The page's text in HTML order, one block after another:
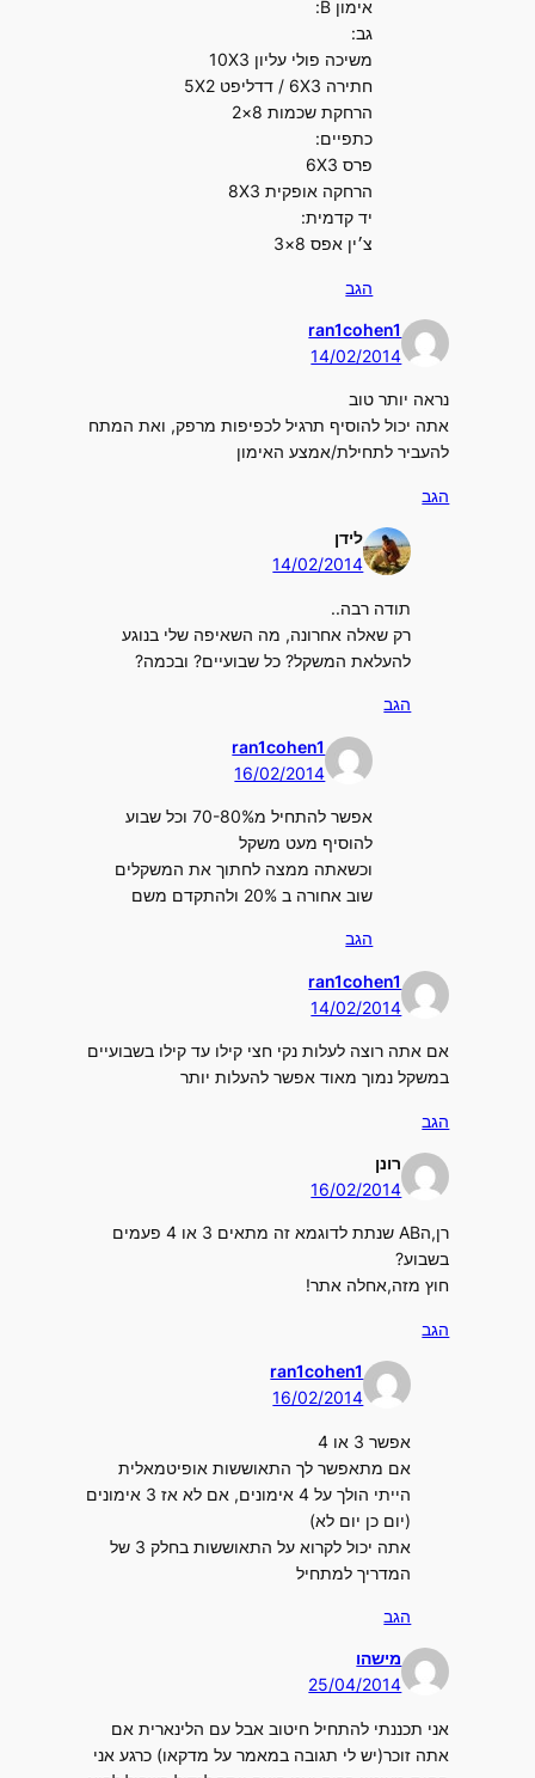
אימון B:
גב:
משיכה פולי עליון 10X3
חתירה 6X3 / דדליפט 5X2
הרחקת שכמות 8×2
כתפיים:
פרס 6X3
הרחקה אופקית 8X3
יד קדמית:
צ׳ין אפס 8×3
הגב
ran1cohen1
14/02/2014
נראה יותר טוב
אתה יכול להוסיף תרגיל לכפיפות מרפק, ואת המתח
להעביר לתחילת/אמצע האימון
הגב
לידן
14/02/2014
תודה רבה..
רק שאלה אחרונה, מה השאיפה שלי בנוגע
להעלאת המשקל? כל שבועיים? ובכמה?
הגב
ran1cohen1
16/02/2014
אפשר להתחיל מ70-80% וכל שבוע
להוסיף מעט משקל
וכשאתה ממצה לחתוך את המשקלים
שוב אחורה ב 20% ולהתקדם משם
הגב
ran1cohen1
14/02/2014
אם אתה רוצה לעלות נקי חצי קילו עד קילו בשבועיים
במשקל נמוך מאוד אפשר להעלות יותר
הגב
רונן
16/02/2014
רן,הAB שנתת לדוגמא זה מתאים 3 או 4 פעמים
בשבוע?
חוץ מזה,אחלה אתר!
הגב
ran1cohen1
16/02/2014
אפשר 3 או 4
אם מתאפשר לך התאוששות אופיטמאלית
הייתי הולך על 4 אימונים, אם לא אז 3 אימונים
(יום כן יום לא)
אתה יכול לקרוא על התאוששות בחלק 3 של
המדריך למתחיל
הגב
מישהו
25/04/2014
אני תכננתי להתחיל חיטוב אבל עם הלינארית אם
אתה זוכר(יש לי תגובה במאמר על מדקאו) כרגע אני